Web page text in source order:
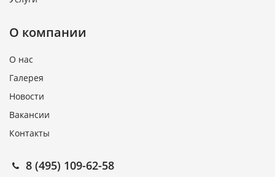
О компании
О нас
Галерея
Новости
Вакансии
Контакты
8 (495) 109-62-58